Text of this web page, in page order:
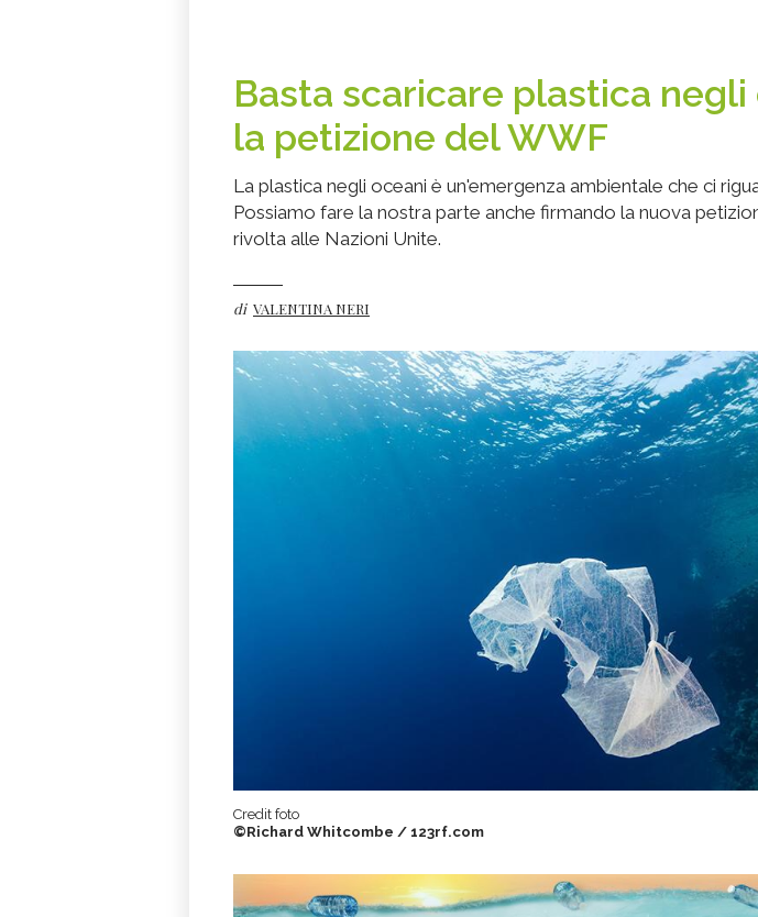
Basta scaricare plastica negli
la petizione del WWF
La plastica negli oceani è un'emergenza ambientale che ci
Possiamo fare la nostra parte anche firmando la nuova
rivolta alle Nazioni Unite.
di VALENTINA NERI
Credit foto
©Richard Whitcombe / 123rf.com